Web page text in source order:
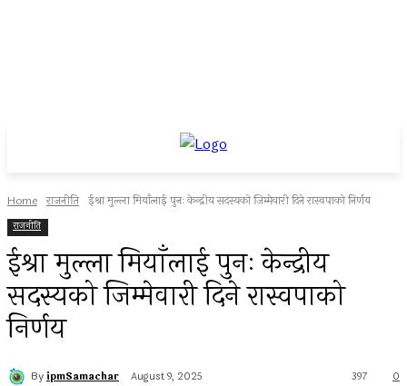
Home राजनीति ईश्रा मुल्ला मियाँलाई पुनः केन्द्रीय सदस्यको जिम्मेवारी दिने रास्वपाको निर्णय
राजनीति
ईश्रा मुल्ला मियाँलाई पुनः केन्द्रीय
सदस्यको जिम्मेवारी दिने रास्वपाको
निर्णय
By ipmSamachar August 9, 2025 0
397